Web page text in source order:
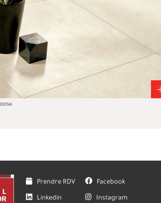
Prendre RDV Facebook
Linkedin Instagram